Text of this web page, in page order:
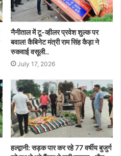
नैनीताल में टू-व्हीलर प्रवेश शुल्क पर
बवाल! कैबिनेट मंत्री राम सिंह कैड़ा ने
रुकवाई वसूली..
July 17, 2026
हल्द्वानी: सड़क पार कर रहे 77 वर्षीय बुजुर्ग